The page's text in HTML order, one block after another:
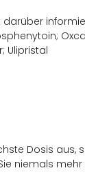
Ulipristal
Dosis aus,
niemals